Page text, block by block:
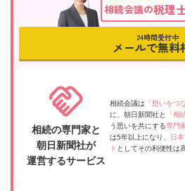
相続会議の税理
24時間受付中
メールで無料
相続の専門家と
朝日新聞社が
運営するサービス
相続会議は 「想いをつ
に、朝日新聞社と
「相
う思いを共にする専門
は5年以上になり、
日
ト としてその利便性は